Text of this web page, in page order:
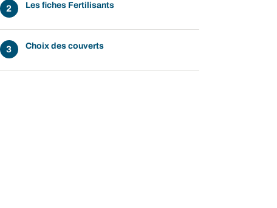
Les fiches Fertilisants
Choix des couverts